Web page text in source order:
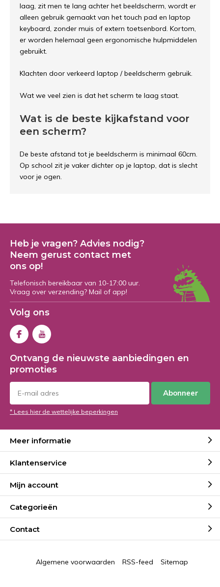
laag, zit men te lang achter het beeldscherm, wordt er
alleen gebruik gemaakt van het touch pad en laptop
keyboard, zonder muis of extern toetsenbord. Kortom,
er worden helemaal geen ergonomische hulpmiddelen
gebruikt.
Klachten door verkeerd laptop / beeldscherm gebruik.
Wat we veel zien is dat het scherm te laag staat.
Wat is de beste kijkafstand voor
een scherm?
De beste afstand tot je beeldscherm is minimaal 60cm.
Op school zit je vaker dichter op je laptop, dat is slecht
voor je ogen.
Heb je vragen? Advies nodig?
Neem gerust contact met
ons op!
Telefonisch bereikbaar van 10-17:00 uur.
Vraag over verzending? Mail of app!
Volg ons
Ontvang de nieuwste aanbiedingen en
promoties
Abonneer
* Lees hier de wettelijke beperkingen
Meer informatie
Klantenservice
Mijn account
Categorieën
Contact
Algemene voorwaarden RSS-feed Sitemap